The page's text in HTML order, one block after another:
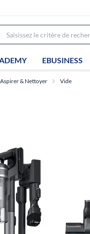
EBUSINESS
Aspirer & Nettoyer Vide